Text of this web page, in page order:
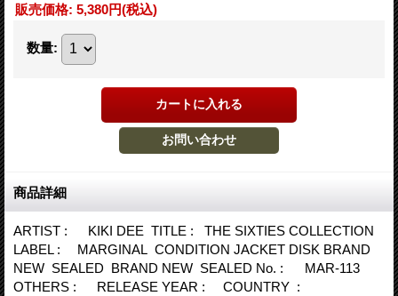
販売価格: 5,380円(税込)
数量:
商品詳細
ARTIST : KIKI DEE TITLE : THE SIXTIES COLLECTION
LABEL : MARGINAL CONDITION JACKET DISK BRAND
NEW SEALED BRAND NEW SEALED No. : MAR-113
OTHERS : RELEASE YEAR : COUNTRY :